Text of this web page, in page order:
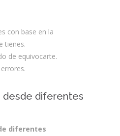
con base en la
tienes.
de equivocarte.
desde diferentes
diferentes